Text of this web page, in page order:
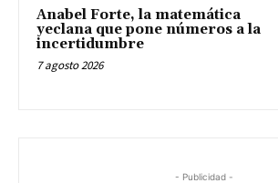
Anabel Forte, la matemática
yeclana que pone números a la
incertidumbre
7 agosto 2026
- Publicidad -